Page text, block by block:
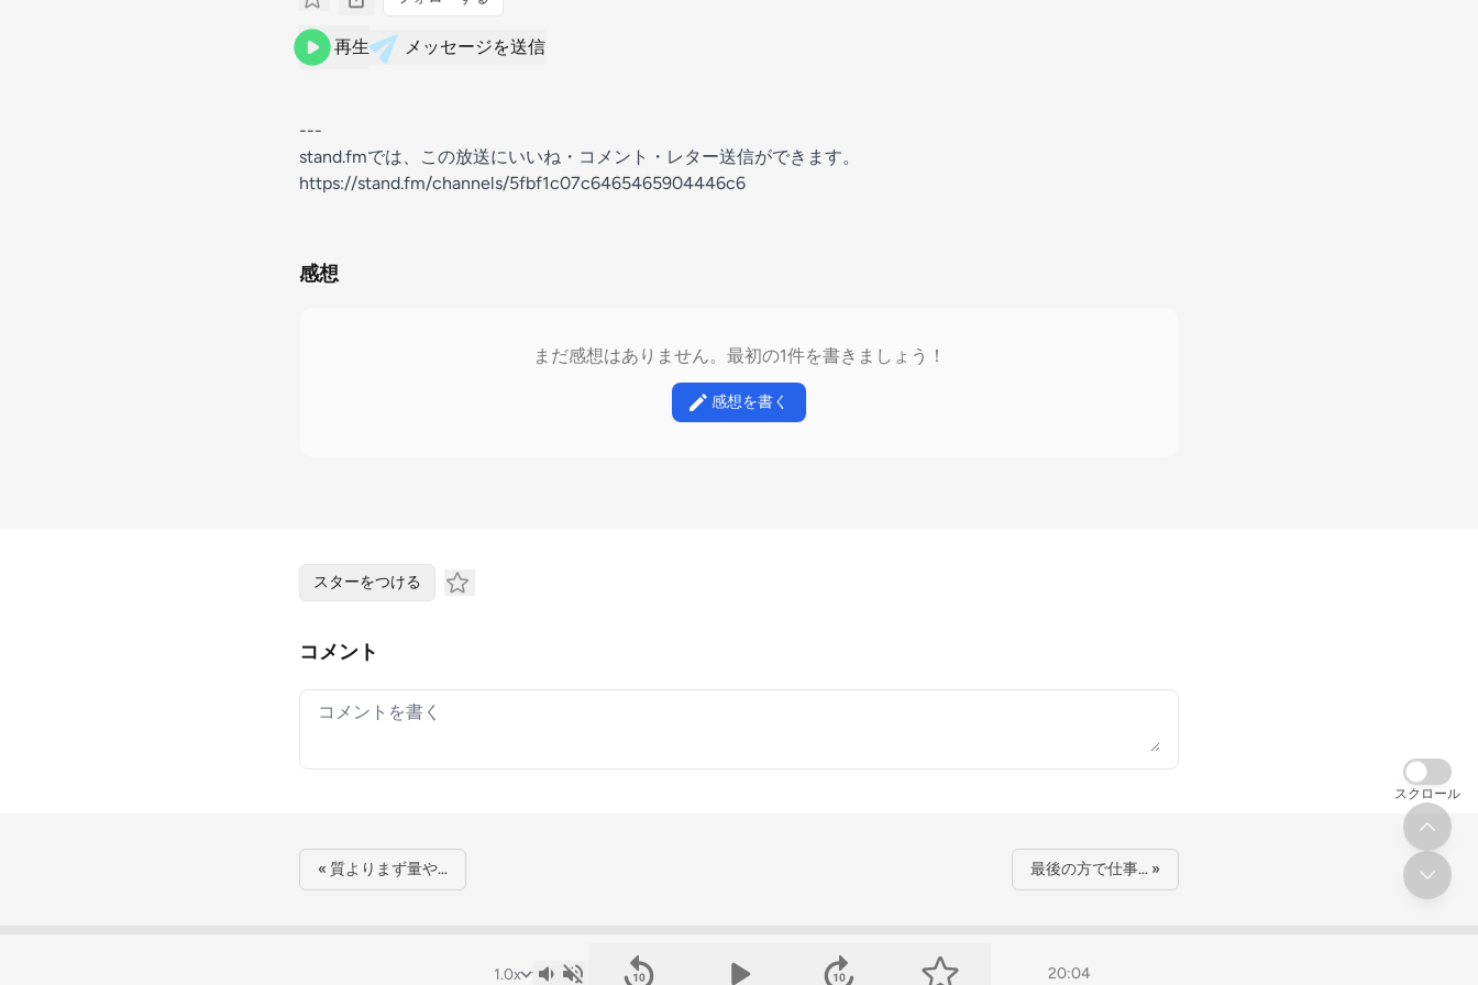
再生 メッセージを送信
---
stand.fmでは、この放送にいいね・コメント・レター送信ができます。
https://stand.fm/channels/5fbf1c07c6465465904446c6
感想
まだ感想はありません。最初の1件を書きましょう！
感想を書く
20:04
スターをつける
コメント
Your comment
« 質よりまず量や… 最後の方で仕事… »
スクロール